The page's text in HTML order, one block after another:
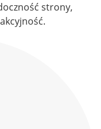
strony,